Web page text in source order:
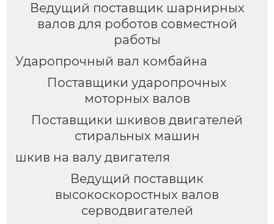
Ведущий поставщик шарнирных
валов для роботов совместной
работы
Ударопрочный вал комбайна
Поставщики ударопрочных
моторных валов
Поставщики шкивов двигателей
стиральных машин
шкив на валу двигателя
Ведущий поставщик
высокоскоростных валов
серводвигателей